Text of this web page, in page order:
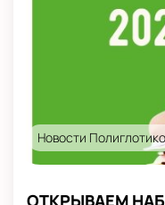
Новости